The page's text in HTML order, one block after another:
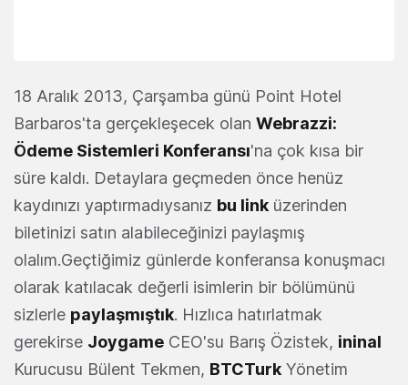
18 Aralık 2013, Çarşamba günü Point Hotel
Barbaros'ta gerçekleşecek olan Webrazzi:
Ödeme Sistemleri Konferansı'na çok kısa bir
süre kaldı. Detaylara geçmeden önce henüz
kaydınızı yaptırmadıysanız bu link üzerinden
biletinizi satın alabileceğinizi paylaşmış
olalım.Geçtiğimiz günlerde konferansa konuşmacı
olarak katılacak değerli isimlerin bir bölümünü
sizlerle paylaşmıştık. Hızlıca hatırlatmak
gerekirse Joygame CEO'su Barış Özistek, ininal
Kurucusu Bülent Tekmen, BTCTurk Yönetim